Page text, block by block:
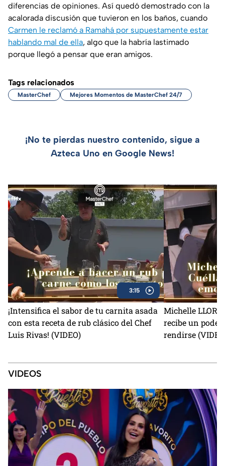
diferencias de opiniones. Así quedó demostrado con la
acalorada discusión que tuvieron en los baños, cuando
Carmen le reclamó a Ramahá por supuestamente estar
hablando mal de ella, algo que la habría lastimado
porque llegó a pensar que eran amigos.
Tags relacionados
MasterChef Mejores Momentos de MasterChef 24/7
¡No te pierdas nuestro contenido, sigue a
Azteca Uno en Google News!
3:15
¡Intensifica el sabor de tu carnita asada
con esta receta de rub clásico del Chef
Luis Rivas! (VIDEO)
Michelle
recibe un
rendirse
VIDEOS